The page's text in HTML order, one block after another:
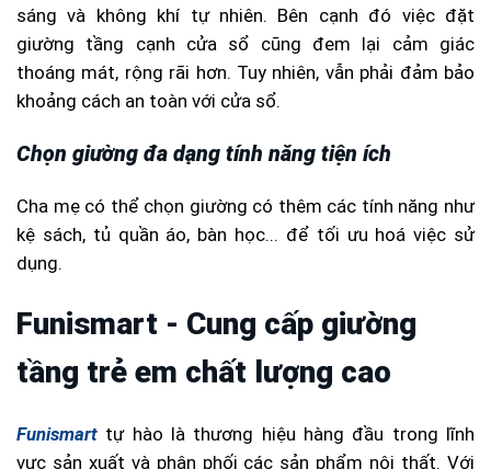
sáng và không khí tự nhiên. Bên cạnh đó việc đặt
giường tầng cạnh cửa sổ cũng đem lại cảm giác
thoáng mát, rộng rãi hơn. Tuy nhiên, vẫn phải đảm bảo
khoảng cách an toàn với cửa sổ.
Chọn giường đa dạng tính năng tiện ích
Cha mẹ có thể chọn giường có thêm các tính năng như
kệ sách, tủ quần áo, bàn học... để tối ưu hoá việc sử
dụng.
Funismart - Cung cấp giường
tầng trẻ em chất lượng cao
Funismart tự hào là thương hiệu hàng đầu trong lĩnh
vực sản xuất và phân phối các sản phẩm nội thất. Với